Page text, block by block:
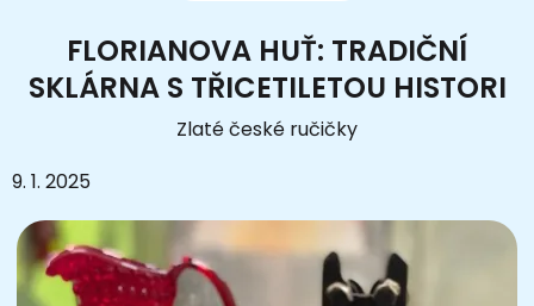
FLORIANOVA HUŤ: TRADIČNÍ
SKLÁRNA S TŘICETILETOU HISTORI
Zlaté české ručičky
9. 1. 2025